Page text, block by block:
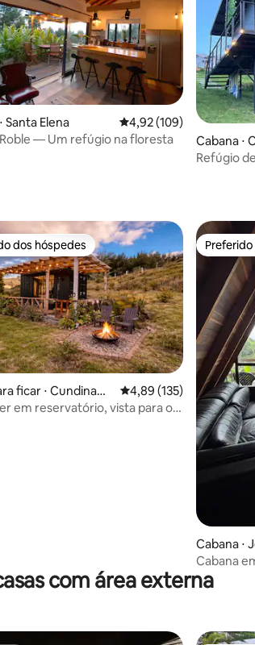
de 5, 199 avaliações
Santa Elena 4,92 de uma avaliação
4,92 (109)
— Um refúgio na floresta
Cabana ⋅
Refúgio
de 5, 157 avaliações
dos hóspedes
dos hóspedes
ficar ⋅ Cundinam
4,89 de uma avaliação
4,89 (135)
em reservatório, vista para o
Cabana ⋅
Cabana
com área externa